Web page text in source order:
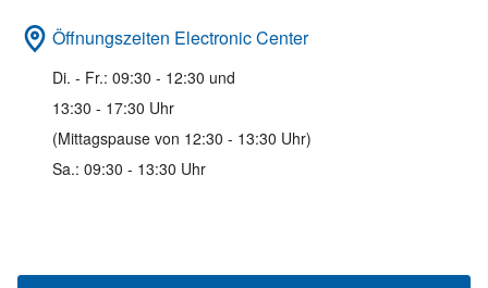
Öffnungszeiten Electronic Center
Di. - Fr.: 09:30 - 12:30 und
13:30 - 17:30 Uhr
(Mittagspause von 12:30 - 13:30 Uhr)
Sa.: 09:30 - 13:30 Uhr